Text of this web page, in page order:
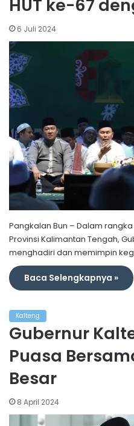
HUT ke-67
6 Juli 2024
Pangkalan Bun – Dalam
Provinsi Kalimantan Tengah,
menghadiri dan memimpin
Baca Selengkapnya »
Kalteng
Gubernur
Puasa
Besar
8 April 2024